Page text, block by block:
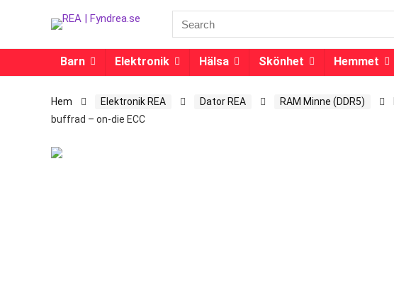
Barn Elektronik Hälsa Skönhet Hemmet
Hem Elektronik REA Dator REA RAM Minne (DDR5)
buffrad – on-die ECC